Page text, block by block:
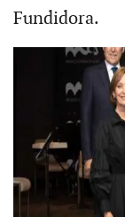
Fundidora.